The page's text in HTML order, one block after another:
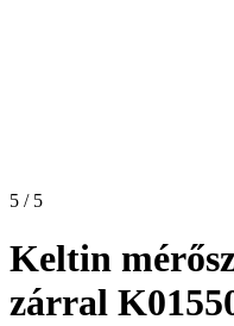
5 / 5
Keltin
zárral